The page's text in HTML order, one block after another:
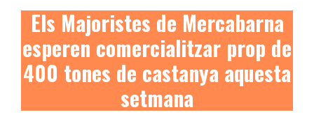
Els Majoristes de Mercabarna
esperen comercialitzar prop de
400 tones de castanya aquesta
setmana